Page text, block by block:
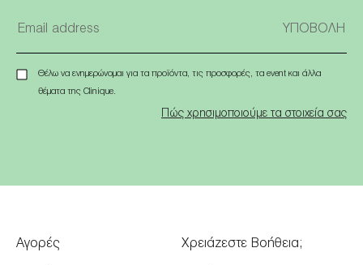
Θέλω να ενημερώνομαι για τα προϊόντα, τις προσφορές, τα event και άλλα
θέματα της Clinique.
Πώς χρησιμοποιούμε τα στοιχεία σας
Αγορές Χρειάζεστε Βοήθεια;